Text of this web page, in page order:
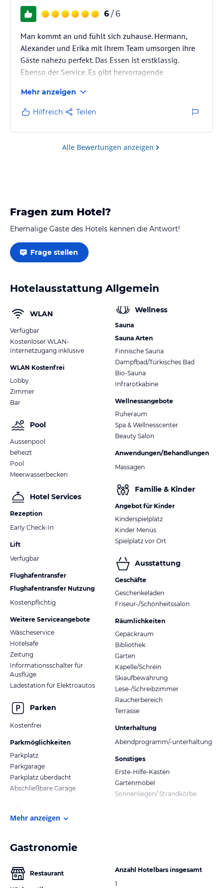
6 / 6
Man kommt an und fühlt sich zuhause. Hermann,
Alexander und Erika mit Ihrem Team umsorgen ihre
Gäste nahezu perfekt. Das Essen ist erstklassig.
Ebenso der Service. Es gibt hervorragende
sonstige Freizeitaktivitäten.
Mehr anzeigen
Hilfreich Teilen
Alle Bewertungen anzeigen
Fragen zum Hotel?
Ehemalige Gäste des Hotels kennen die Antwort!
Frage stellen
Hotelausstattung Allgemein
WLAN
Verfügbar
Kostenloser WLAN-
Internetzugang inklusive
WLAN Kostenfrei
Lobby
Zimmer
Bar
Pool
Aussenpool
beheizt
Pool
Meerwasserbecken
Hotel Services
Rezeption
Early Check-In
Lift
Verfügbar
Flughafentransfer
Flughafentransfer Nutzung
Kostenpflichtig
Weitere Serviceangebote
Wäscheservice
Hotelsafe
Zeitung
Informationsschalter für
Ausflüge
Ladestation für Elektroautos
Parken
Kostenfrei
Parkmöglichkeiten
Parkplatz
Parkgarage
Parkplatz überdacht
Abschließbare Garage
Wellness
Sauna
Sauna Arten
Finnische Sauna
Dampfbad/Türkisches Bad
Bio-Sauna
Infrarotkabine
Wellnessangebote
Ruheraum
Spa & Wellnesscenter
Beauty Salon
Anwendungen/Behandlungen
Massagen
Familie & Kinder
Angebot für Kinder
Kinderspielplatz
Kinder Menüs
Spielplatz vor Ort
Ausstattung
Geschäfte
Geschenkeladen
Friseur-/Schönheitssalon
Räumlichkeiten
Gepäckraum
Bibliothek
Garten
Kapelle/Schrein
Skiaufbewahrung
Lese-/Schreibzimmer
Raucherbereich
Terrasse
Unterhaltung
Abendprogramm/-unterhaltung
Sonstiges
Erste-Hilfe-Kasten
Gartenmöbel
Sonnenliegen/ Strandkörbe
Mehr anzeigen
Gastronomie
Restaurant
Anzahl Hotelbars insgesamt
1